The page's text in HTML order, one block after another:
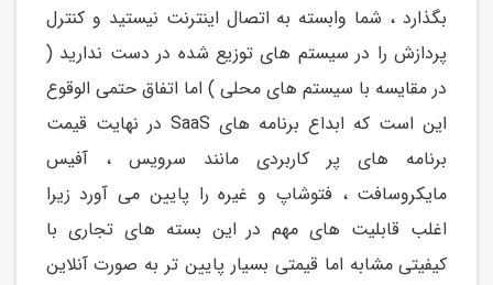
بگذارد ، شما وابسته به اتصال اینترنت نیستید و کنترل
پردازش را در سیستم های توزیع شده در دست ندارید (
در مقایسه با سیستم های محلی ) اما اتفاق حتمی الوقوع
این است که ابداع برنامه های SaaS در نهایت قیمت
برنامه های پر کاربردی مانند سرویس ، آفیس
مایکروسافت ، فتوشاپ و غیره را پایین می آورد زیرا
اغلب قابلیت های مهم در این بسته های تجاری با
کیفیتی مشابه اما قیمتی بسیار پایین تر به صورت آنلاین